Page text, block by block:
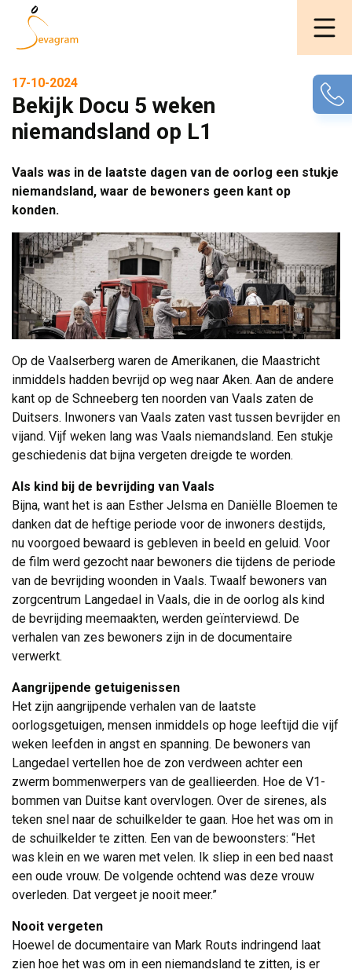
17-10-2024
Bekijk Docu 5 weken
niemandsland op L1
Vaals was in de laatste dagen van de oorlog een stukje
niemandsland, waar de bewoners geen kant op
konden.
Op de Vaalserberg waren de Amerikanen, die Maastricht
inmiddels hadden bevrijd op weg naar Aken. Aan de andere
kant op de Schneeberg ten noorden van Vaals zaten de
Duitsers. Inwoners van Vaals zaten vast tussen bevrijder en
vijand. Vijf weken lang was Vaals niemandsland. Een stukje
geschiedenis dat bijna vergeten dreigde te worden.
Als kind bij de bevrijding van Vaals
Bijna, want het is aan Esther Jelsma en Daniëlle Bloemen te
danken dat de heftige periode voor de inwoners destijds,
nu voorgoed bewaard is gebleven in beeld en geluid. Voor
de film werd gezocht naar bewoners die tijdens de periode
van de bevrijding woonden in Vaals. Twaalf bewoners van
zorgcentrum Langedael in Vaals, die in de oorlog als kind
de bevrijding meemaakten, werden geïnterviewd. De
verhalen van zes bewoners zijn in de documentaire
verwerkt.
Aangrijpende getuigenissen
Het zijn aangrijpende verhalen van de laatste
oorlogsgetuigen, mensen inmiddels op hoge leeftijd die vijf
weken leefden in angst en spanning. De bewoners van
Langedael vertellen hoe de zon verdween achter een
zwerm bommenwerpers van de geallieerden. Hoe de V1-
bommen van Duitse kant overvlogen. Over de sirenes, als
teken snel naar de schuilkelder te gaan. Hoe het was om in
de schuilkelder te zitten. Een van de bewoonsters: “Het
was klein en we waren met velen. Ik sliep in een bed naast
een oude vrouw. De volgende ochtend was deze vrouw
overleden. Dat vergeet je nooit meer.”
Nooit vergeten
Hoewel de documentaire van Mark Routs indringend laat
zien hoe het was om in een niemandsland te zitten, is er